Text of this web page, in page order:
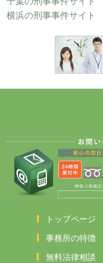
横浜の刑事事件サイト
トップページ
事務所の特徴
無料法律相談